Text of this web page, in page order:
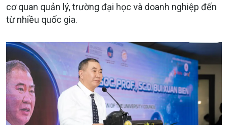
cơ quan quản lý, trường đại học và doanh nghiệp đến
từ nhiều quốc gia.